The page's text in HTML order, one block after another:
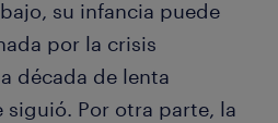
su infancia puede
por la crisis
década de lenta
siguió. Por otra parte, la